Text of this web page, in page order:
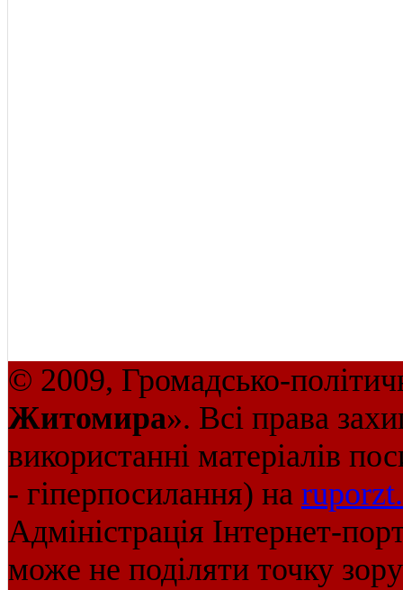
© 2009, Громадсько-
Житомира». Всі права
використанні матеріалів
- гіперпосилання) на
Адміністрація Інтернет-
може не поділяти точку